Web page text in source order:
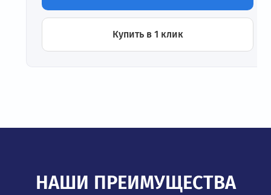
Купить в 1 клик
НАШИ ПРЕИМУЩЕСТВА